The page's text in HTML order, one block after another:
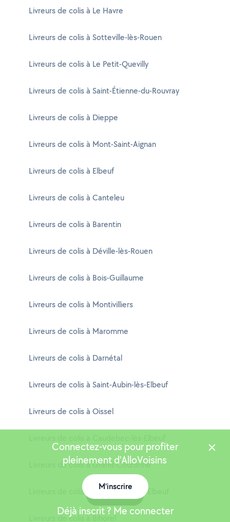
Livreurs de colis à Le Havre
Livreurs de colis à Sotteville-lès-Rouen
Livreurs de colis à Le Petit-Quevilly
Livreurs de colis à Saint-Étienne-du-Rouvray
Livreurs de colis à Dieppe
Livreurs de colis à Mont-Saint-Aignan
Livreurs de colis à Elbeuf
Livreurs de colis à Canteleu
Livreurs de colis à Barentin
Livreurs de colis à Déville-lès-Rouen
Livreurs de colis à Bois-Guillaume
Livreurs de colis à Montivilliers
Livreurs de colis à Maromme
Livreurs de colis à Darnétal
Livreurs de colis à Saint-Aubin-lès-Elbeuf
Livreurs de colis à Oissel
Livreurs de colis à Grand-Couronne
Livreurs de colis à Saint-Pierre-lès-Elbeuf
Livreurs de colis à Bihorel
Connectez-vous pour profiter
pleinement d'AlloVoisins
M'inscrire
Déjà inscrit ? Me connecter